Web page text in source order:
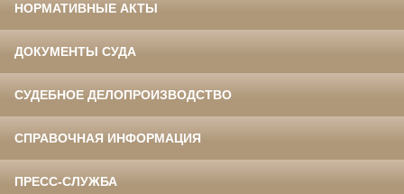
НОРМАТИВНЫЕ АКТЫ
ДОКУМЕНТЫ СУДА
СУДЕБНОЕ ДЕЛОПРОИЗВОДСТВО
СПРАВОЧНАЯ ИНФОРМАЦИЯ
ПРЕСС-СЛУЖБА